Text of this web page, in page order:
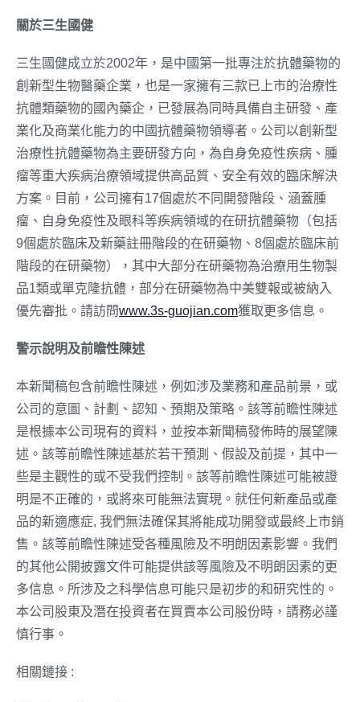
關於三生國健
三生國健成立於2002年，是中國第一批專注於抗體藥物的
創新型生物醫藥企業，也是一家擁有三款已上市的治療性
抗體類藥物的國內藥企，已發展為同時具備自主研發、產
業化及商業化能力的中國抗體藥物領導者。公司以創新型
治療性抗體藥物為主要研發方向，為自身免疫性疾病、腫
瘤等重大疾病治療領域提供高品質、安全有效的臨床解決
方案。目前，公司擁有17個處於不同開發階段、涵蓋腫
瘤、自身免疫性及眼科等疾病領域的在研抗體藥物（包括
9個處於臨床及新藥註冊階段的在研藥物、8個處於臨床前
階段的在研藥物），其中大部分在研藥物為治療用生物製
品1類或單克隆抗體，部分在研藥物為中美雙報或被納入
優先審批。請訪問www.3s-guojian.com獲取更多信息。
警示說明及前瞻性陳述
本新聞稿包含前瞻性陳述，例如涉及業務和產品前景，或
公司的意圖、計劃、認知、預期及策略。該等前瞻性陳述
是根據本公司現有的資料，並按本新聞稿發佈時的展望陳
述。該等前瞻性陳述基於若干預測、假設及前提，其中一
些是主觀性的或不受我們控制。該等前瞻性陳述可能被證
明是不正確的，或將來可能無法實現。就任何新產品或產
品的新適應症, 我們無法確保其將能成功開發或最終上市銷
售。該等前瞻性陳述受各種風險及不明朗因素影響。我們
的其他公開披露文件可能提供該等風險及不明朗因素的更
多信息。所涉及之科學信息可能只是初步的和研究性的。
本公司股東及潛在投資者在買賣本公司股份時，請務必謹
慎行事。
相關鏈接 :